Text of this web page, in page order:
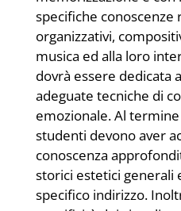
specifiche conoscenze
organizzativi,
musica ed alla loro
dovrà essere dedicata
adeguate tecniche di
emozionale. Al
studenti devono aver
conoscenza
storici estetici generali
specifico indirizzo.